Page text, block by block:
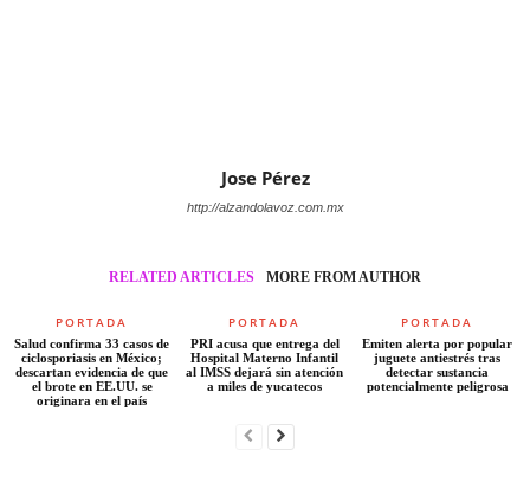
Jose Pérez
http://alzandolavoz.com.mx
RELATED ARTICLES MORE FROM AUTHOR
PORTADA
Salud confirma 33 casos de
ciclosporiasis en México;
descartan evidencia de que
el brote en EE.UU. se
originara en el país
PORTADA
PRI acusa que entrega del
Hospital Materno Infantil
al IMSS dejará sin atención
a miles de yucatecos
PORTADA
Emiten alerta por popular
juguete antiestrés tras
detectar sustancia
potencialmente peligrosa